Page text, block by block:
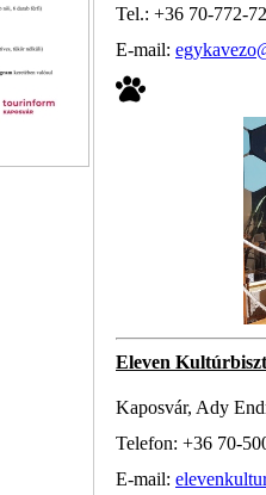
Tel.: +36 70-772-
E-mail:
Eleven
Kaposvár, Ady
Telefon: +36 70-
E-mail: